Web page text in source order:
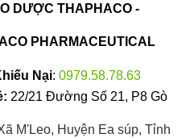
DƯỢC THAPHACO -
PHARMACEUTICAL
Nại: 0979.58.78.63
22/21 Đường Số 21, P8 Gò
M'Leo, Huyện Ea súp, Tỉnh